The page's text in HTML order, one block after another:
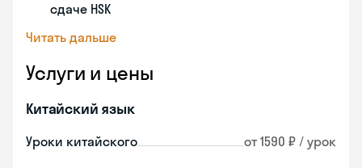
сдаче HSK
Читать дальше
Услуги и цены
Китайский язык
Уроки китайского от 1590 ₽ / урок